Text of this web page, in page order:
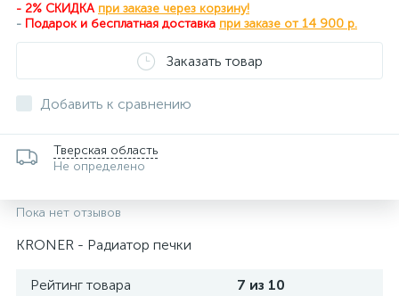
- 2% СКИДКА при заказе через корзину!
- Подарок и бесплатная доставка при заказе от 14 900 р.
Заказать товар
Добавить к сравнению
Тверская область
Не определено
Пока нет отзывов
KRONER - Радиатор печки
Рейтинг товара
7 из 10